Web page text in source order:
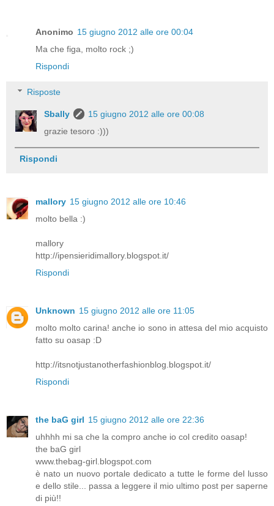
Anonimo 15 giugno 2012 alle ore 00:04
Ma che figa, molto rock ;)
Rispondi
Risposte
Sbally
15 giugno 2012 alle ore 00:08
grazie tesoro :)))
Rispondi
mallory 15 giugno 2012 alle ore 10:46
molto bella :)
mallory
http://ipensieridimallory.blogspot.it/
Rispondi
Unknown 15 giugno 2012 alle ore 11:05
molto molto carina! anche io sono in attesa del mio acquisto
fatto su oasap :D
http://itsnotjustanotherfashionblog.blogspot.it/
Rispondi
the baG girl 15 giugno 2012 alle ore 22:36
uhhhh mi sa che la compro anche io col credito oasap!
the baG girl
www.thebag-girl.blogspot.com
è nato un nuovo portale dedicato a tutte le forme del lusso
e dello stile... passa a leggere il mio ultimo post per saperne
di più!!